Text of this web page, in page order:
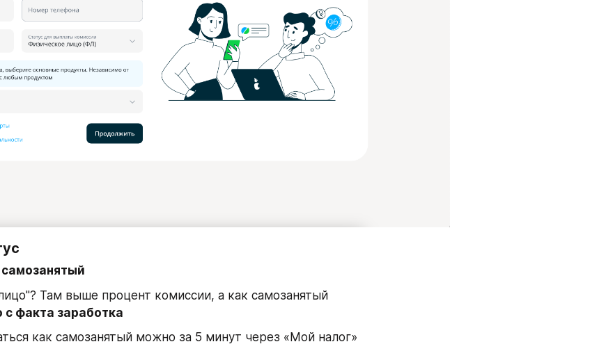
самозанятый
Там выше процент комиссии, а как самозанятый
с факта заработка
как самозанятый можно за 5 минут через «Мой налог»